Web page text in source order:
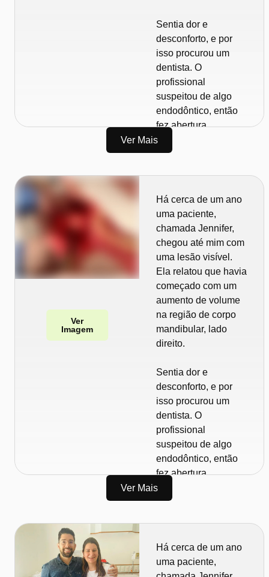
Sentia dor e
desconforto, e por
isso procurou um
dentista. O
profissional
suspeitou de algo
endodôntico, então
fez abertura
coronária, medicou o
canal e a mandou
Depois de algum
tempo, a dor passou
a vir acompanhada
de fisgadas, como
agulhadas, e o
dentista então
suspeitou de uma
origem neurológica.
Encaminhou para
um neurologista, que
gabapentina.
Ainda assim, a dor
continuou. As
fisgadas, o
incômodo, tudo
permaneceu. E em
cerca de três a
quatro semanas, a
dor havia se
quem recorrer, e foi
assim que chegou
ao hospital, onde eu
Ver Mais
Ver
Imagem
Há cerca de um ano
uma paciente,
chamada Jennifer,
chegou até mim com
uma lesão visível.
Ela relatou que havia
começado com um
aumento de volume
na região de corpo
mandibular, lado
direito.
Sentia dor e
desconforto, e por
isso procurou um
dentista. O
profissional
suspeitou de algo
endodôntico, então
fez abertura
coronária, medicou o
canal e a mandou
Depois de algum
tempo, a dor passou
Ver Mais
Há cerca de um ano
uma paciente,